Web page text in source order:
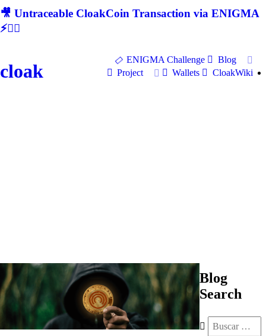
🎥 Untraceable CloakCoin Transaction via ENIGMA
⚡🕵‍♂
cloak
ENIGMA Challenge
Blog
Project
Wallets CloakWiki
Blog
Search